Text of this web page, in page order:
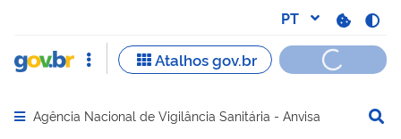
Abrir menu principal de navegação
Agência Nacional de Vigilância Sanitária - Anvisa